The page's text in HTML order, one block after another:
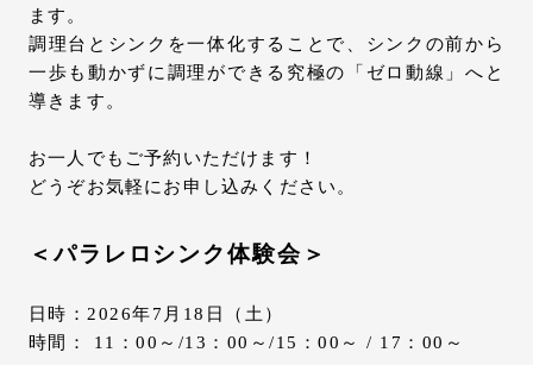
ます。
調理台とシンクを一体化することで、シンクの前から
一歩も動かずに調理ができる究極の「ゼロ動線」へと
導きます。
お一人でもご予約いただけます！
どうぞお気軽にお申し込みください。
＜パラレロシンク体験会＞
日時：2026年7月18日（土）
時間： 11：00～/13：00～/15：00～ / 17：00～